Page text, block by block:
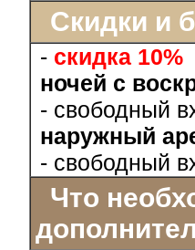
Скидки и
- скидка 10%
ночей с
- свободный
наружный
- свободный
Что